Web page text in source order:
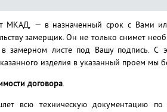
МКАД, — в назначенный срок с Вами
замерщик. Он не только снимет
замерном листе под Вашу подпись. С
изделия в указанный проем мы
договора.
техническую документацию по